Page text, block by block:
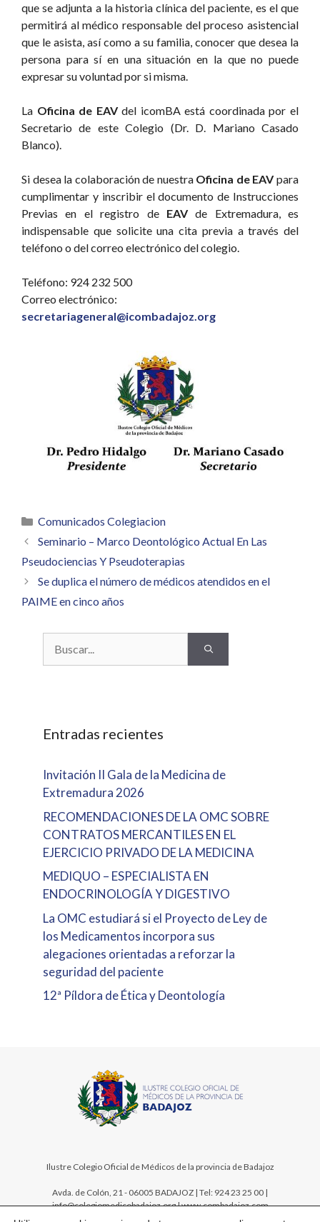
que se adjunta a la historia clínica del paciente, es el que
permitirá al médico responsable del proceso asistencial
que le asista, así como a su familia, conocer que desea la
persona para sí en una situación en la que no puede
expresar su voluntad por si misma.
La Oficina de EAVdel icomBA está coordinada por el
Secretario de este Colegio (Dr. D. Mariano Casado
Blanco).
Si desea la colaboración de nuestra Oficina de EAVpara
cumplimentar y inscribir el documento de Instrucciones
Previas en el registro de EAVde Extremadura, es
indispensable que solicite una cita previa a través del
teléfono o del correo electrónico del colegio.
Teléfono: 924 232 500
Correo electrónico:
secretariageneral@icombadajoz.org
Categorías
Comunicados Colegiacion
Seminario – Marco Deontológico Actual En Las
Pseudociencias Y Pseudoterapias
Se duplica el número de médicos atendidos en el
PAIME en cinco años
Entradas recientes
Invitación II Gala de la Medicina de
Extremadura 2026
RECOMENDACIONES DE LA OMC SOBRE
CONTRATOS MERCANTILES EN EL
EJERCICIO PRIVADO DE LA MEDICINA
MEDIQUO – ESPECIALISTA EN
ENDOCRINOLOGÍA Y DIGESTIVO
La OMC estudiará si el Proyecto de Ley de
los Medicamentos incorpora sus
alegaciones orientadas a reforzar la
seguridad del paciente
12ª Píldora de Ética y Deontología
Ilustre Colegio Oficial de Médicos de la provincia de Badajoz
Avda. de Colón, 21 - 06005 BADAJOZ | Tel: 924 23 25 00 |
info@colegiomedicobadajoz.org | www.combadajoz.com